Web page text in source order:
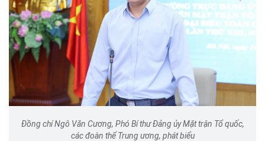
Đồng chí Ngô Văn Cương, Phó Bí thư Đảng ủy Mặt trận Tổ quốc,
các đoàn thể Trung ương, phát biểu